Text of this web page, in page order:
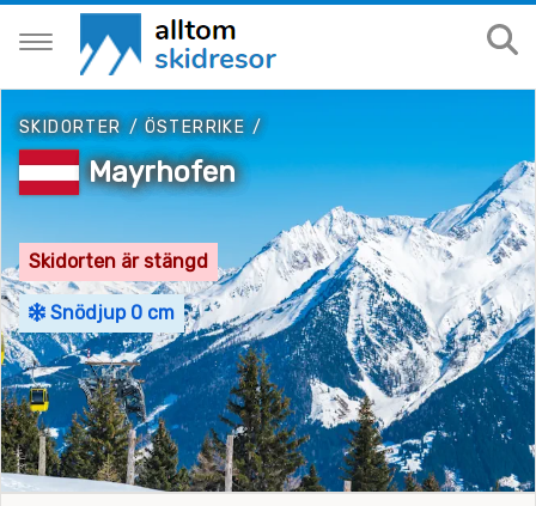
SKIDORTER /ÖSTERRIKE /
Mayrhofen
Skidorten är stängd
Snödjup 0 cm